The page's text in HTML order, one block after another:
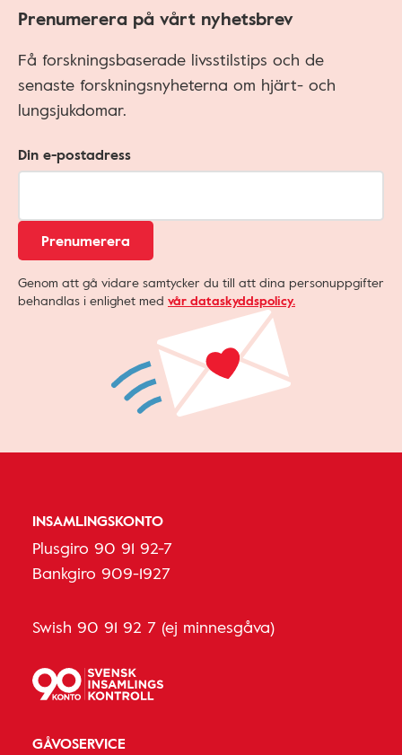
Prenumerera på vårt nyhetsbrev
Få forskningsbaserade livsstilstips och de
senaste forskningsnyheterna om hjärt- och
lungsjukdomar.
Din e-postadress
Prenumerera
Genom att gå vidare samtycker du till att dina personuppgifter
behandlas i enlighet med vår dataskyddspolicy.
INSAMLINGSKONTO
Plusgiro 90 91 92-7
Bankgiro 909-1927
Swish 90 91 92 7 (ej minnesgåva)
GÅVOSERVICE